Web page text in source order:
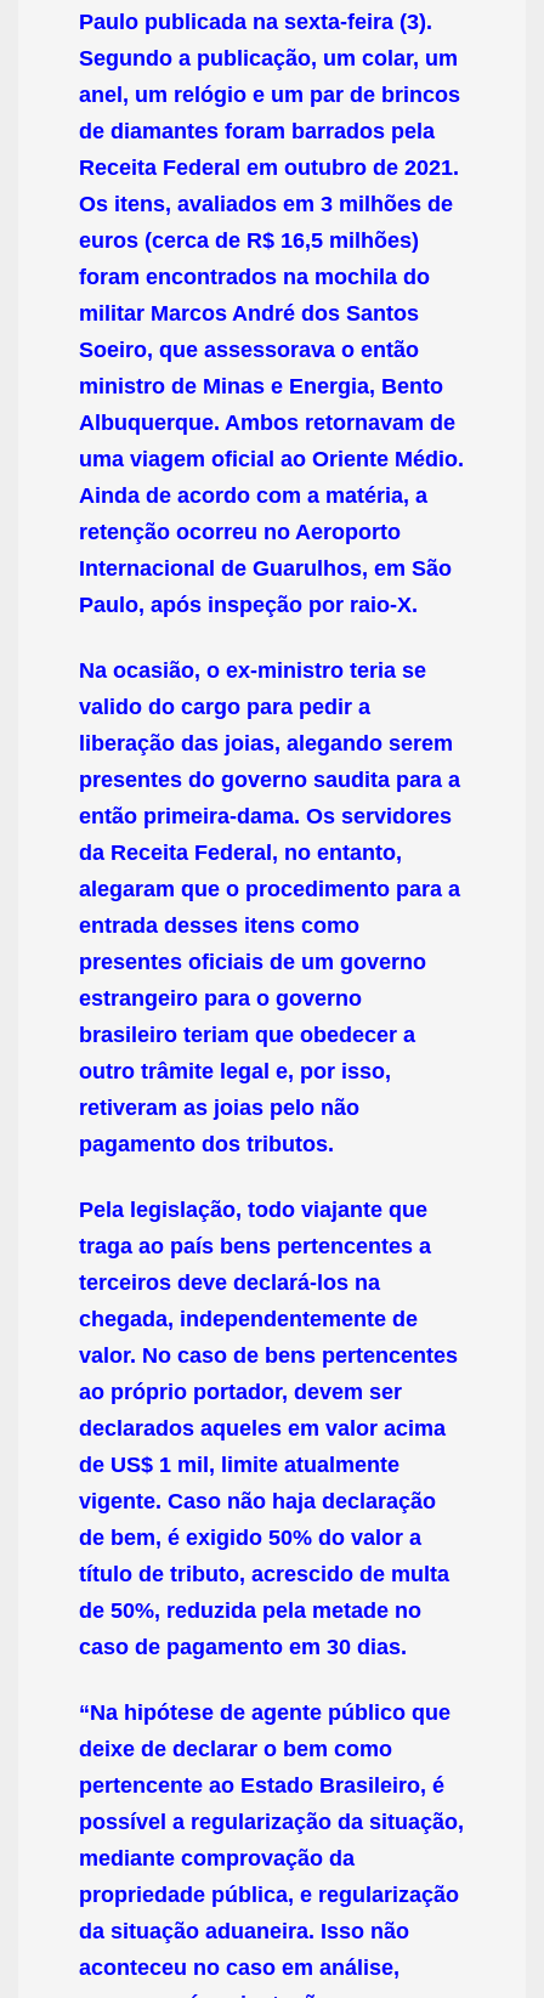
Paulo publicada na sexta-feira (3).
Segundo a publicação, um colar, um
anel, um relógio e um par de brincos
de diamantes foram barrados pela
Receita Federal em outubro de 2021.
Os itens, avaliados em 3 milhões de
euros (cerca de R$ 16,5 milhões)
foram encontrados na mochila do
militar Marcos André dos Santos
Soeiro, que assessorava o então
ministro de Minas e Energia, Bento
Albuquerque. Ambos retornavam de
uma viagem oficial ao Oriente Médio.
Ainda de acordo com a matéria, a
retenção ocorreu no Aeroporto
Internacional de Guarulhos, em São
Paulo, após inspeção por raio-X.
Na ocasião, o ex-ministro teria se
valido do cargo para pedir a
liberação das joias, alegando serem
presentes do governo saudita para a
então primeira-dama. Os servidores
da Receita Federal, no entanto,
alegaram que o procedimento para a
entrada desses itens como
presentes oficiais de um governo
estrangeiro para o governo
brasileiro teriam que obedecer a
outro trâmite legal e, por isso,
retiveram as joias pelo não
pagamento dos tributos.
Pela legislação, todo viajante que
traga ao país bens pertencentes a
terceiros deve declará-los na
chegada, independentemente de
valor. No caso de bens pertencentes
ao próprio portador, devem ser
declarados aqueles em valor acima
de US$ 1 mil, limite atualmente
vigente. Caso não haja declaração
de bem, é exigido 50% do valor a
título de tributo, acrescido de multa
de 50%, reduzida pela metade no
caso de pagamento em 30 dias.
“Na hipótese de agente público que
deixe de declarar o bem como
pertencente ao Estado Brasileiro, é
possível a regularização da situação,
mediante comprovação da
propriedade pública, e regularização
da situação aduaneira. Isso não
aconteceu no caso em análise,